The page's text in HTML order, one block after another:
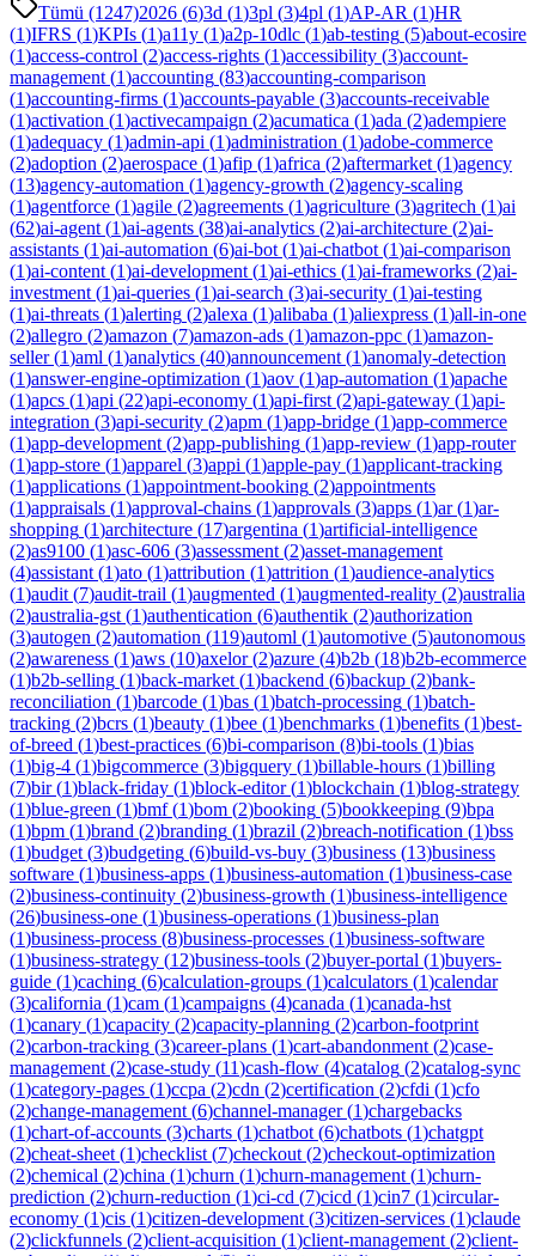
Tümü (1247)2026 (6)3d (1)3pl (3)4pl (1)AP-AR (1)HR
(1)IFRS (1)KPIs (1)a11y (1)a2p-10dlc (1)ab-testing (5)about-ecosire
(1)access-control (2)access-rights (1)accessibility (3)account-
management (1)accounting (83)accounting-comparison
(1)accounting-firms (1)accounts-payable (3)accounts-receivable
(1)activation (1)activecampaign (2)acumatica (1)ada (2)adempiere
(1)adequacy (1)admin-api (1)administration (1)adobe-commerce
(2)adoption (2)aerospace (1)afip (1)africa (2)aftermarket (1)agency
(13)agency-automation (1)agency-growth (2)agency-scaling
(1)agentforce (1)agile (2)agreements (1)agriculture (3)agritech (1)ai
(62)ai-agent (1)ai-agents (38)ai-analytics (2)ai-architecture (2)ai-
assistants (1)ai-automation (6)ai-bot (1)ai-chatbot (1)ai-comparison
(1)ai-content (1)ai-development (1)ai-ethics (1)ai-frameworks (2)ai-
investment (1)ai-queries (1)ai-search (3)ai-security (1)ai-testing
(1)ai-threats (1)alerting (2)alexa (1)alibaba (1)aliexpress (1)all-in-one
(2)allegro (2)amazon (7)amazon-ads (1)amazon-ppc (1)amazon-
seller(1)aml (1)analytics (40)announcement (1)anomaly-detection
(1)answer-engine-optimization (1)aov (1)ap-automation (1)apache
(1)apcs (1)api (22)api-economy (1)api-first (2)api-gateway (1)api-
integration (3)api-security (2)apm (1)app-bridge (1)app-commerce
(1)app-development (2)app-publishing (1)app-review (1)app-router
(1)app-store (1)apparel (3)appi (1)apple-pay (1)applicant-tracking
(1)applications (1)appointment-booking (2)appointments
(1)appraisals (1)approval-chains (1)approvals (3)apps (1)ar(1)ar-
shopping (1)architecture (17)argentina (1)artificial-intelligence
(2)as9100 (1)asc-606 (3)assessment (2)asset-management
(4)assistant (1)ato (1)attribution (1)attrition (1)audience-analytics
(1)audit (7)audit-trail (1)augmented (1)augmented-reality (2)australia
(2)australia-gst (1)authentication (6)authentik (2)authorization
(3)autogen (2)automation (119)automl (1)automotive (5)autonomous
(2)awareness (1)aws (10)axelor(2)azure (4)b2b (18)b2b-ecommerce
(1)b2b-selling (1)back-market (1)backend (6)backup (2)bank-
reconciliation (1)barcode (1)bas (1)batch-processing (1)batch-
tracking (2)bcrs (1)beauty (1)bee (1)benchmarks (1)benefits (1)best-
of-breed (1)best-practices (6)bi-comparison (8)bi-tools (1)bias
(1)big-4 (1)bigcommerce (3)bigquery (1)billable-hours (1)billing
(7)bir(1)black-friday (1)block-editor(1)blockchain (1)blog-strategy
(1)blue-green (1)bmf(1)bom (2)booking (5)bookkeeping (9)bpa
(1)bpm (1)brand (2)branding (1)brazil (2)breach-notification (1)bss
(1)budget (3)budgeting (6)build-vs-buy (3)business (13)business
software (1)business-apps (1)business-automation (1)business-case
(2)business-continuity (2)business-growth (1)business-intelligence
(26)business-one (1)business-operations (1)business-plan
(1)business-process (8)business-processes (1)business-software
(1)business-strategy (12)business-tools (2)buyer-portal (1)buyers-
guide (1)caching (6)calculation-groups (1)calculators (1)calendar
(3)california (1)cam (1)campaigns (4)canada (1)canada-hst
(1)canary (1)capacity (2)capacity-planning (2)carbon-footprint
(2)carbon-tracking (3)career-plans (1)cart-abandonment (2)case-
management (2)case-study (11)cash-flow (4)catalog (2)catalog-sync
(1)category-pages (1)ccpa (2)cdn (2)certification (2)cfdi (1)cfo
(2)change-management (6)channel-manager(1)chargebacks
(1)chart-of-accounts (3)charts (1)chatbot (6)chatbots (1)chatgpt
(2)cheat-sheet (1)checklist (7)checkout (2)checkout-optimization
(2)chemical (2)china (1)churn (1)churn-management (1)churn-
prediction (2)churn-reduction (1)ci-cd (7)cicd (1)cin7 (1)circular-
economy (1)cis (1)citizen-development (3)citizen-services (1)claude
(2)clickfunnels (2)client-acquisition (1)client-management (2)client-